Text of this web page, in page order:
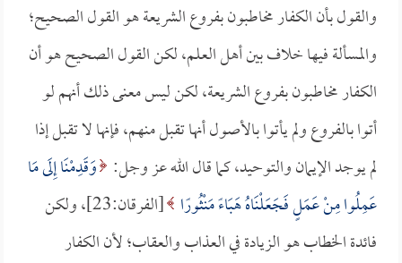
والقول بأن الكفار مخاطبون بفروع الشريعة هو القول الصحيح؛
والمسألة فيها خلاف بين أهل العلم، لكن القول الصحيح هو أن
الكفار مخاطبون بفروع الشريعة، لكن ليس معنى ذلك أنهم لو
أتوا بالفروع ولم يأتوا بالأصول أنها تقبل منهم، فإنها لا تقبل إذا
لم يوجد الإيمان والتوحيد، كما قال الله عز وجل: وَقَدِمْنَا إِلَى مَا
عَمِلُوا مِنْ عَمَلٍ فَجَعَلْنَاهُ هَبَاءً مَنْثُورًا
[الفرقان:23]، ولكن
فائدة الخطاب هو الزيادة في العذاب والعقاب؛ لأن الكفار